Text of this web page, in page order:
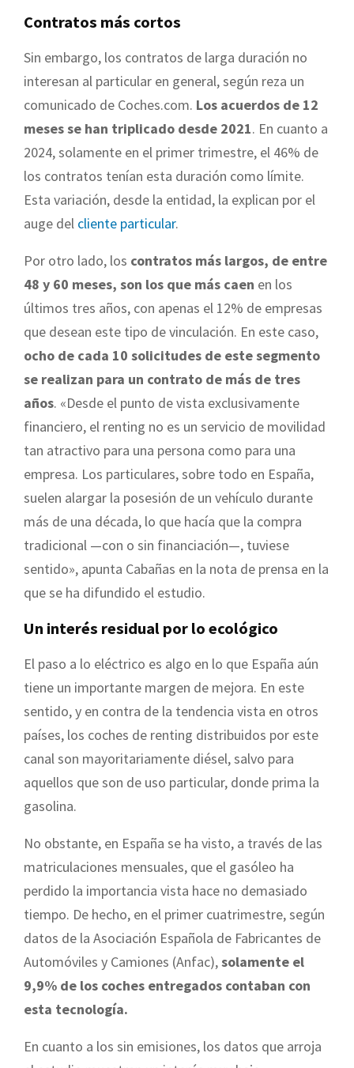
Contratos más cortos
Sin embargo, los contratos de larga duración no
interesan al particular en general, según reza un
comunicado de Coches.com. Los acuerdos de 12
meses se han triplicado desde 2021. En cuanto a
2024, solamente en el primer trimestre, el 46% de
los contratos tenían esta duración como límite.
Esta variación, desde la entidad, la explican por el
auge del cliente particular.
Por otro lado, los contratos más largos, de entre
48 y 60 meses, son los que más caen en los
últimos tres años, con apenas el 12% de empresas
que desean este tipo de vinculación. En este caso,
ocho de cada 10 solicitudes de este segmento
se realizan para un contrato de más de tres
años. «Desde el punto de vista exclusivamente
financiero, el renting no es un servicio de movilidad
tan atractivo para una persona como para una
empresa. Los particulares, sobre todo en España,
suelen alargar la posesión de un vehículo durante
más de una década, lo que hacía que la compra
tradicional —con o sin financiación—, tuviese
sentido», apunta Cabañas en la nota de prensa en la
que se ha difundido el estudio.
Un interés residual por lo ecológico
El paso a lo eléctrico es algo en lo que España aún
tiene un importante margen de mejora. En este
sentido, y en contra de la tendencia vista en otros
países, los coches de renting distribuidos por este
canal son mayoritariamente diésel, salvo para
aquellos que son de uso particular, donde prima la
gasolina.
No obstante, en España se ha visto, a través de las
matriculaciones mensuales, que el gasóleo ha
perdido la importancia vista hace no demasiado
tiempo. De hecho, en el primer cuatrimestre, según
datos de la Asociación Española de Fabricantes de
Automóviles y Camiones (Anfac),solamente el
9,9% de los coches entregados contaban con
esta tecnología.
En cuanto a los sin emisiones, los datos que arroja